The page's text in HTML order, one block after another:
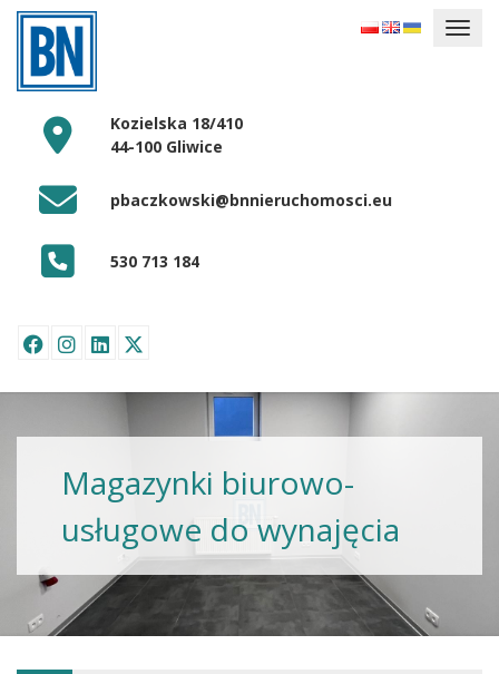
Kozielska 18/410
44-100 Gliwice
pbaczkowski@bnnieruchomosci.eu
530 713 184
Magazynki biurowo-
usługowe do wynajęcia